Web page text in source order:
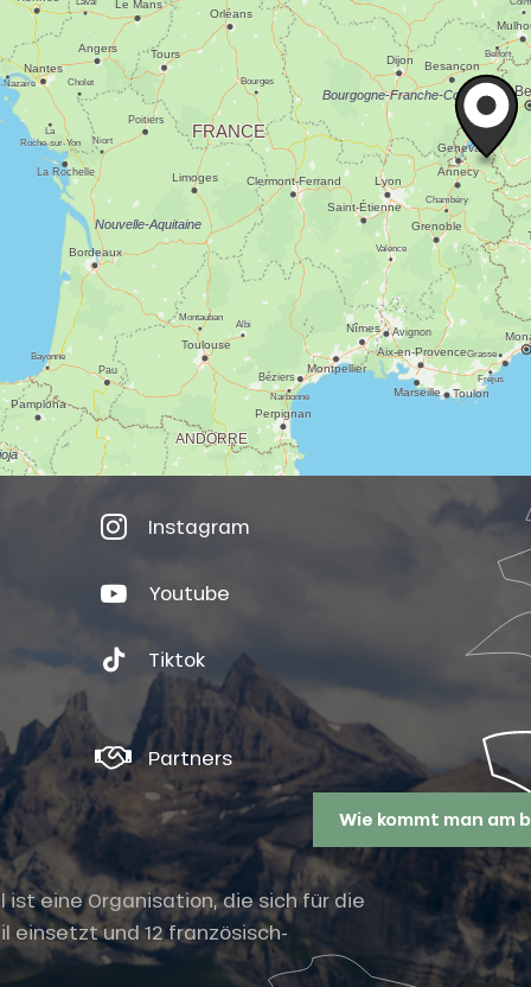
Instagram
Youtube
Tiktok
Partners
eine Organisation, die sich für die
einsetzt und 12 französisch-
Wie kommt man am